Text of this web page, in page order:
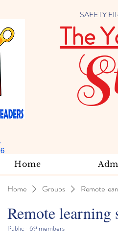
SAFETY
The
Home
Home Groups Remote
Remote learning
Public · 69 members